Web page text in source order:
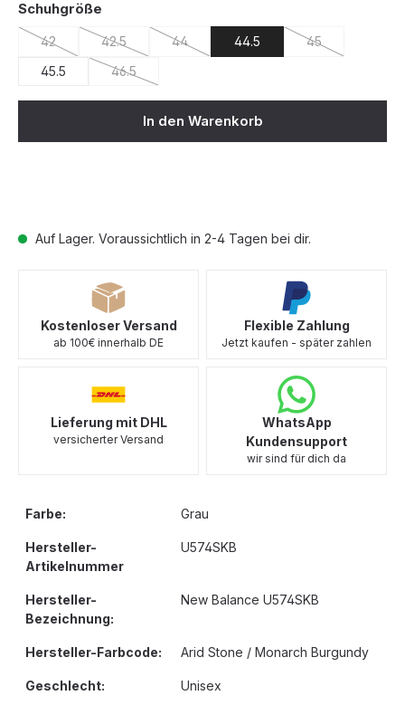
Auf Lager. Voraussichtlich in 2-4 Tagen bei dir.
Schuhgröße
42
(Diese Option ist zurzeit nicht verfügbar.)
42.5
(Diese Option ist zurzeit nicht verfügbar.)
44
(Diese Option ist zurzeit nicht verfügbar.)
44.5 45
(Diese Option
45.5 46.5
(Diese Option ist zurzeit nicht verfügbar.)
In den Warenkorb
Kostenloser Versand
ab 100€ innerhalb DE
Flexible Zahlung
Jetzt kaufen - später zahlen
Lieferung mit DHL
versicherter Versand
WhatsApp
Kundensupport
wir sind für dich da
Farbe: Grau
Hersteller-
Artikelnummer
U574SKB
Hersteller-
Bezeichnung:
New Balance U574SKB
Hersteller-Farbcode: Arid Stone / Monarch Burgundy
Geschlecht: Unisex